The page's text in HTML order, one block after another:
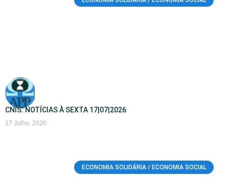
CNIS: NOTÍCIAS À SEXTA 17|07|2026
17 Julho, 2026
ECONOMIA SOLIDÁRIA / ECONOMIA SOCIAL